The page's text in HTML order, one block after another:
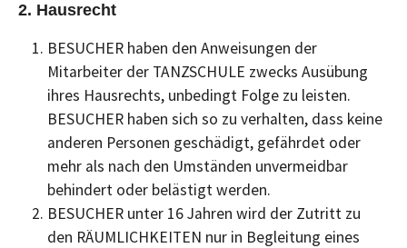
2. Hausrecht
BESUCHER haben den Anweisungen der
Mitarbeiter der TANZSCHULE zwecks Ausübung
ihres Hausrechts, unbedingt Folge zu leisten.
BESUCHER haben sich so zu verhalten, dass keine
anderen Personen geschädigt, gefährdet oder
mehr als nach den Umständen unvermeidbar
behindert oder belästigt werden.
BESUCHER unter 16 Jahren wird der Zutritt zu
den RÄUMLICHKEITEN nur in Begleitung eines